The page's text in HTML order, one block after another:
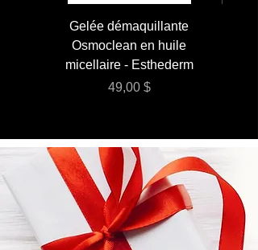
Gelée démaquillante
Osmoclean en huile
micellaire - Esthederm
Prix
49,00 $